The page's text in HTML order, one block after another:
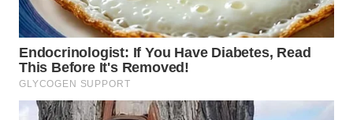
WN
KARO
WN
SIMALUNGUN